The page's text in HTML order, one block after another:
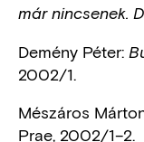
már nincsenek.
Demény Péter:
2002/1.
Mészáros
Prae, 2002/1–2.